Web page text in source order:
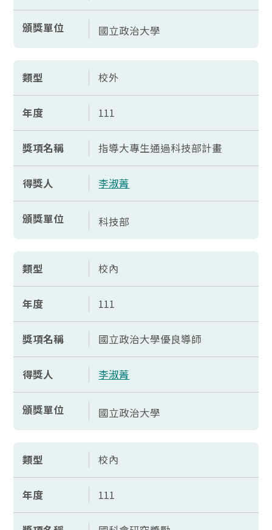
頒獎單位 國立政治大學
類型 校外
年度 111
獎項名稱 指導大專生通過科技部計畫
得獎人 李淑菁
頒獎單位 科技部
類型 校內
年度 111
獎項名稱 國立政治大學優良導師
得獎人 李淑菁
頒獎單位 國立政治大學
類型 校內
年度 111